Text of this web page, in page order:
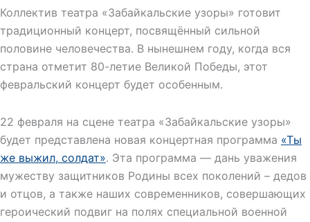
Коллектив театра «Забайкальские узоры» готовит
традиционный концерт, посвящённый сильной
половине человечества. В нынешнем году, когда вся
страна отметит 80-летие Великой Победы, этот
февральский концерт будет особенным.
22 февраля на сцене театра «Забайкальские узоры»
будет представлена новая концертная программа «Ты
же выжил, солдат». Эта программа — дань уважения
мужеству защитников Родины всех поколений – дедов
и отцов, а также наших современников, совершающих
героический подвиг на полях специальной военной